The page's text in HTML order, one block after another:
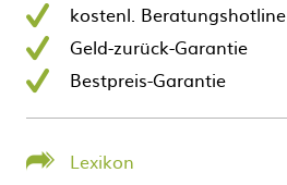
kostenl. Beratungshotline
Geld-zurück-Garantie
Bestpreis-Garantie
Lexikon